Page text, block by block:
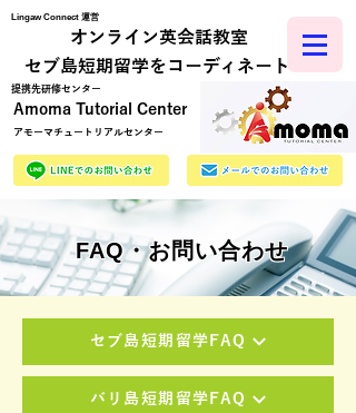
Amoma Tutorial Center
アモーマチュートリアルセンター
オンライン英会話教室
​セブ島短期留学をコーディネート
​提携先研修センター
Lingaw Connect 運営
FAQ・お問い合わせ
セブ島短期留学FAQ
バリ島短期留学FAQ